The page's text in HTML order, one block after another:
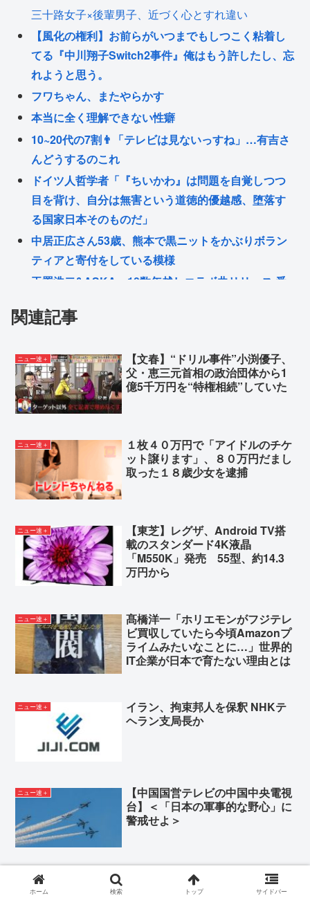
三十路女子×後輩男子、近づく心とすれ違い
【風化の権利】お前らがいつまでもしつこく粘着し
てる『中川翔子Switch2事件』俺はもう許したし、忘
れようと思う。
フワちゃん、またやらかす
本当に全く理解できない性癖
10~20代の7割👨「テレビは見ないっすね」…有吉さ
んどうするのこれ
ドイツ人哲学者「『ちいかわ』は問題を自覚しつつ
目を背け、自分は無害という道徳的優越感、堕落す
る国家日本そのものだ」
中居正広さん53歳、熊本で黒ニットをかぶりボラン
ティアと寄付をしている模様
玉置浩二&ASKA、10数年越しコラボ曲リリース 番
【感動】広末涼子さん「再出発したい」
「外国人より氷河期世代やニートを救え」の声広が
る 移民批判してる層ってもしかして…
関連記事
ニュー速＋
【文春】“ドリル事件”小渕優子、
父・恵三元首相の政治団体から1
億5千万円を“特権相続”していた
ニュー速＋
１枚４０万円で「アイドルのチケ
ット譲ります」、８０万円だまし
取った１８歳少女を逮捕
ニュー速＋
【東芝】レグザ、Android TV搭
載のスタンダード4K液晶
「M550K」発売 55型、約14.3
万円から
ニュー速＋
髙橋洋一「ホリエモンがフジテレ
ビ買収していたら今頃Amazonプ
ライムみたいなことに…」世界的
IT企業が日本で育たない理由とは
ニュー速＋
イラン、拘束邦人を保釈 NHKテ
ヘラン支局長か
ニュー速＋
【中国国営テレビの中国中央電視
台】＜「日本の軍事的な野心」に
警戒せよ＞
ニュー速＋
【全国初摘発】＜渡部容疑者ら男
女15人＞ 「かけ放題」悪用で逮
ホーム 検索 トップ サイドバー